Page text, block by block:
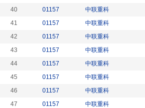
40
01157 中联重科
41
01157 中联重科
42
01157 中联重科
43
01157 中联重科
44
01157 中联重科
45
01157 中联重科
46
01157 中联重科
47
01157 中联重科